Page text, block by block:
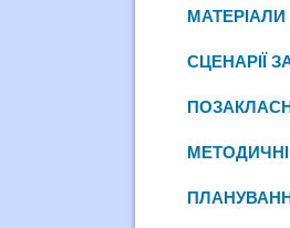
МАТЕРІАЛИ
СЦЕНАРІЇ